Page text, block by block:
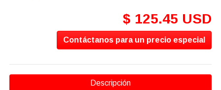
$ 125.45 USD
Contáctanos para un precio especial
Descripción